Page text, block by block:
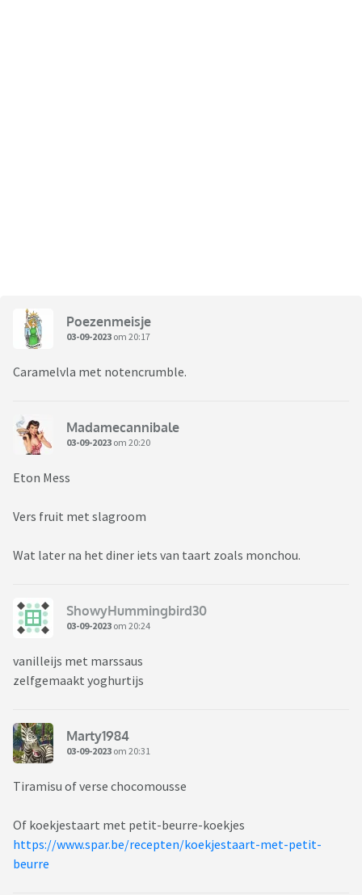
Poezenmeisje
03-09-2023 om 20:17
Caramelvla met notencrumble.
Madamecannibale
03-09-2023 om 20:20
Eton Mess
Vers fruit met slagroom
Wat later na het diner iets van taart zoals monchou.
ShowyHummingbird30
03-09-2023 om 20:24
vanilleijs met marssaus
zelfgemaakt yoghurtijs
Marty1984
03-09-2023 om 20:31
Tiramisu of verse chocomousse
Of koekjestaart met petit-beurre-koekjes
https://www.spar.be/recepten/koekjestaart-met-petit-
beurre